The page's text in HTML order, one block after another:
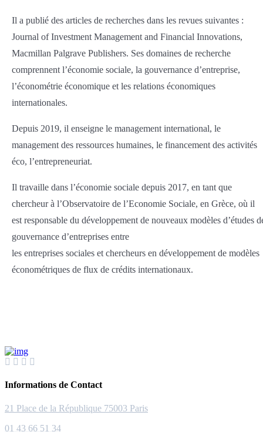
Il a publié des articles de recherches dans les revues suivantes :
Journal of Investment Management and Financial Innovations,
Macmillan Palgrave Publishers. Ses domaines de recherche
comprennent l’économie sociale, la gouvernance d’entreprise,
l’économétrie économique et les relations économiques
internationales.
Depuis 2019, il enseigne le management international, le
management des ressources humaines, le financement des activités
éco, l’entrepreneuriat.
Il travaille dans l’économie sociale depuis 2017, en tant que
chercheur à l’Observatoire de l’Economie Sociale, en Grèce, où il
est responsable du développement de nouveaux modèles d’études
gouvernance d’entreprises entre
les entreprises sociales et chercheurs en développement de modèles
économétriques de flux de crédits internationaux.
Informations de Contact
21 Place de la République 75003 Paris
01 43 66 51 34